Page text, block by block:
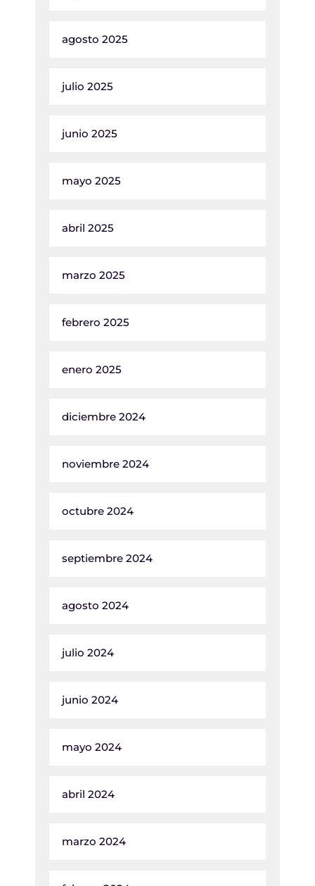
agosto 2025
julio 2025
junio 2025
mayo 2025
abril 2025
marzo 2025
febrero 2025
enero 2025
diciembre 2024
noviembre 2024
octubre 2024
septiembre 2024
agosto 2024
julio 2024
junio 2024
mayo 2024
abril 2024
marzo 2024